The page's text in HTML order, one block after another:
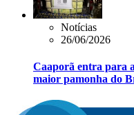
Notícias
26/06/2026
Caaporã entra para
maior pamonha do